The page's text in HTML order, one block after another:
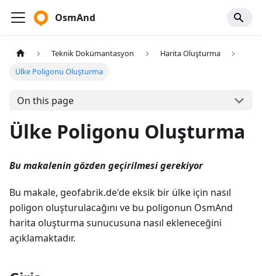
OsmAnd
Teknik Dokümantasyon
Harita Oluşturma
Ülke Poligonu Oluşturma
On this page
Ülke Poligonu Oluşturma
Bu makalenin gözden geçirilmesi gerekiyor
Bu makale, geofabrik.de'de eksik bir ülke için nasıl
poligon oluşturulacağını ve bu poligonun OsmAnd
harita oluşturma sunucusuna nasıl ekleneceğini
açıklamaktadır.